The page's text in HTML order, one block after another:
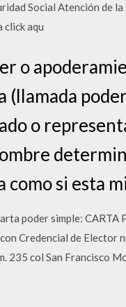
Social Atención de
click aqu
o
(llamada
o
como si esta
poder simple: CARTA
Credencial de Elector
235 col San Francisco